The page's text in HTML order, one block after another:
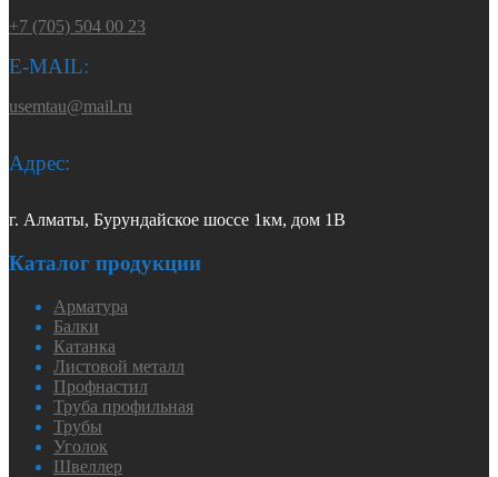
+7 (705) 504 00 23
E-MAIL:
usemtau@mail.ru
Адрес:
г. Алматы, Бурундайское шоссе 1км, дом 1В
Каталог продукции
Арматура
Балки
Катанка
Листовой металл
Профнастил
Труба профильная
Трубы
Уголок
Швеллер